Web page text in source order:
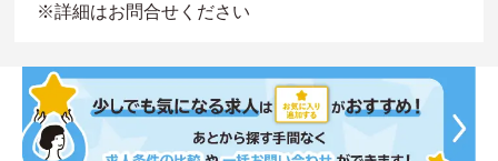
※詳細はお問合せください